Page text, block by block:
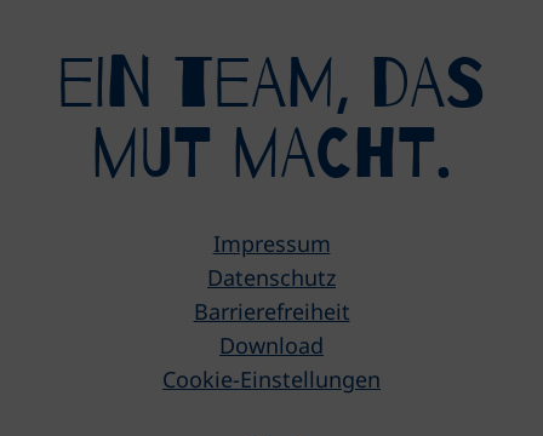
eIN tEAM, DAS
mUT MACHT.
Impressum
Datenschutz
Barrierefreiheit
Download
Cookie-Einstellungen